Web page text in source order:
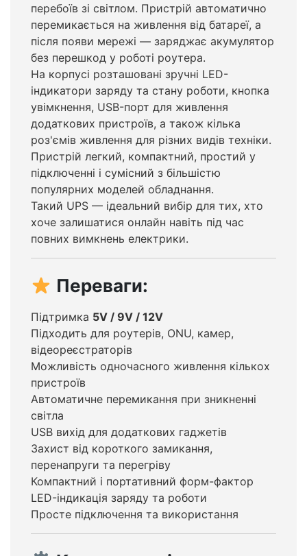
перебоїв зі світлом. Пристрій автоматично
перемикається на живлення від батареї, а
після появи мережі — заряджає акумулятор
без перешкод у роботі роутера.
На корпусі розташовані зручні LED-
індикатори заряду та стану роботи, кнопка
увімкнення, USB-порт для живлення
додаткових пристроїв, а також кілька
роз'ємів живлення для різних видів техніки.
Пристрій легкий, компактний, простий у
підключенні і сумісний з більшістю
популярних моделей обладнання.
Такий UPS — ідеальний вибір для тих, хто
хоче залишатися онлайн навіть під час
повних вимкнень електрики.
Переваги:
Підтримка 5V / 9V / 12V
Підходить для роутерів, ONU, камер,
відеореєстраторів
Можливість одночасного живлення кількох
пристроїв
Автоматичне перемикання при зникненні
світла
USB вихід для додаткових гаджетів
Захист від короткого замикання,
перенапруги та перегріву
Компактний і портативний форм-фактор
LED-індикація заряду та роботи
Просте підключення та використання